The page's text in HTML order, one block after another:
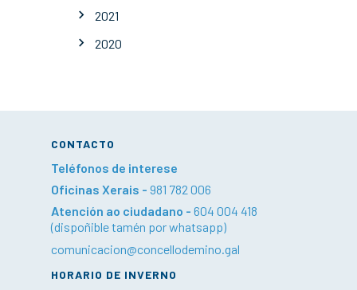
2021
2020
CONTACTO
Teléfonos de interese
Oficinas Xerais - 981 782 006
Atención ao ciudadano - 604 004 418
(dispoñible tamén por whatsapp)
comunicacion@concellodemino.gal
HORARIO DE INVERNO